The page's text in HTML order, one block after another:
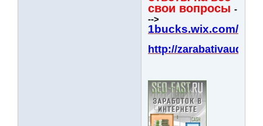
свои вопросы -
-->
1bucks.wix.com/
http://